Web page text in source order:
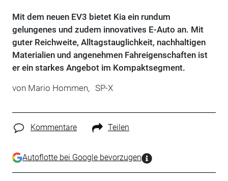
Mit dem neuen EV3 bietet Kia ein rundum
gelungenes und zudem innovatives E-Auto an. Mit
guter Reichweite, Alltagstauglichkeit, nachhaltigen
Materialien und angenehmen Fahreigenschaften ist
er ein starkes Angebot im Kompaktsegment.
von Mario Hommen, SP-X
Kommentare Teilen
Autoflotte bei Google bevorzugen